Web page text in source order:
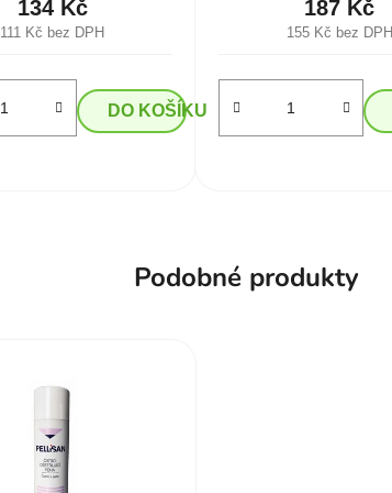
111 Kč bez DPH
134 Kč
DO KOŠÍKU
155 Kč bez DPH
187 Kč
Podobné produkty